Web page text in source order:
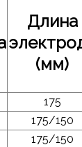
Длина
(мм)
175
175/150
175/150